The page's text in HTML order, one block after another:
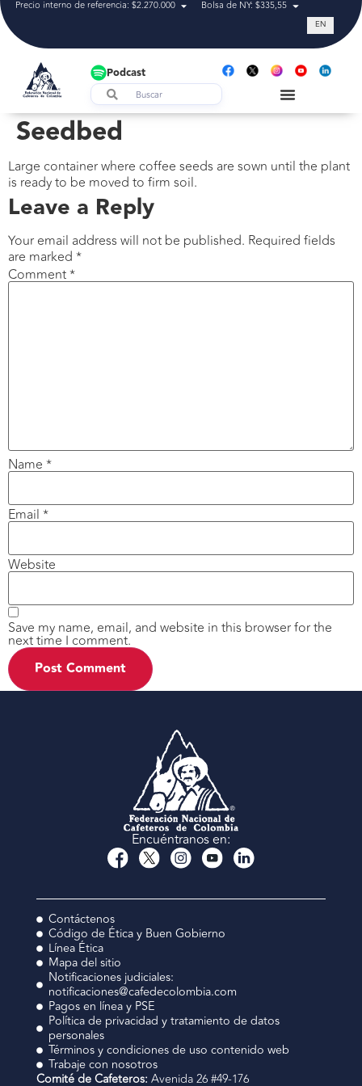
Precio interno de referencia: $2.270.000 Bolsa de NY: $335,55 Tasa de
EN
Podcast
Seedbed
Large container where coffee seeds are sown until the plant
is ready to be moved to firm soil.
Leave a Reply
Your email address will not be published. Required fields
are marked *
Comment*
Name *
Email *
Website
Save my name, email, and website in this browser for the
next time I comment.
Encuéntranos en:
Contáctenos
Código de Ética y Buen Gobierno
Línea Ética
Mapa del sitio
Notificaciones judiciales:
notificaciones@cafedecolombia.com
Pagos en línea y PSE
Política de privacidad y tratamiento de datos
personales
Términos y condiciones de uso contenido web
Trabaje con nosotros
Comité de Cafeteros: Avenida 26 #49-176